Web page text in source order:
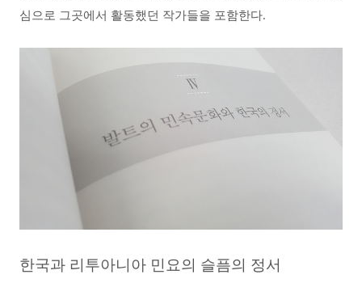
심으로 그곳에서 활동했던 작가들을 포함한다.
한국과 리투아니아 민요의 슬픔의 정서